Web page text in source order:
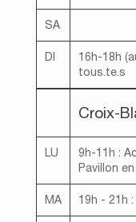
SA
DI
16h-18h
tous.te.s
Croix-
LU
9h-11h :
Pavillon
MA 19h - 21h